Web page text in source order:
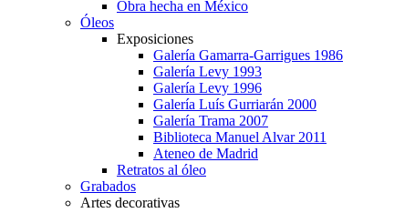
Obra hecha en México
Óleos
Exposiciones
Galería Gamarra-Garrigues 1986
Galería Levy 1993
Galería Levy 1996
Galería Luís Gurriarán 2000
Galería Trama 2007
Biblioteca Manuel Alvar 2011
Ateneo de Madrid
Retratos al óleo
Grabados
Artes decorativas